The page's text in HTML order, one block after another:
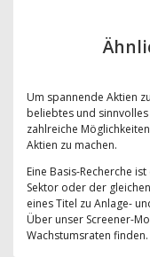
Um spannende Aktien
beliebtes und
zahlreiche
Aktien zu machen.
Eine Basis-Recherche
Sektor oder der
eines Titel zu Anlage-
Über unser Screener-
Wachstumsraten finden.